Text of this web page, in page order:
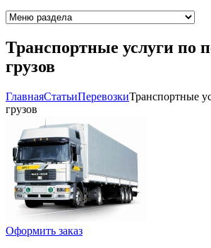
Транспортные услуги по
грузов
ГлавнаяCтатьиПеревозкиТранспортные
грузов
Оформить заказ